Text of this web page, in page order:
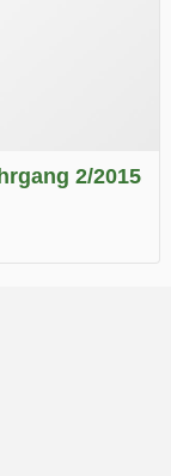
2/2015